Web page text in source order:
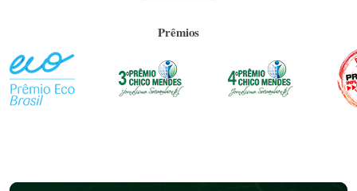
Prêmios